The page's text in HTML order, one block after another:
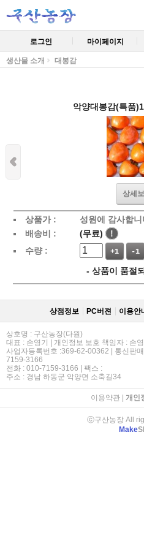
로그인 마이페이지
생산물 소개 대봉감
악양대봉감(특품
상세보
상품가 : 성원에 감사합니
배송비 : (무료)
!
수량 :
+1 -1
- 상품이 품절
상점정보 PC버젼 이용안
상호명 : 구산농장(다원)
대표 : 손영기 | 개인정보 보호 책임자 : 손
사업자등록번호 :369-62-00362 | 통신판
7159-3166
전화 : 010-7159-3166 | 팩스 :
주소 : 경남 하동군 악양면 소축길34
이용약관| 개인
ⓒ구산농장 All
Make